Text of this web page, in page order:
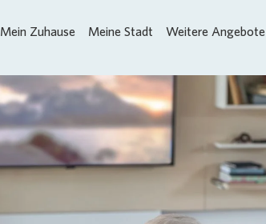
Mein Zuhause Meine Stadt Weitere Angebote